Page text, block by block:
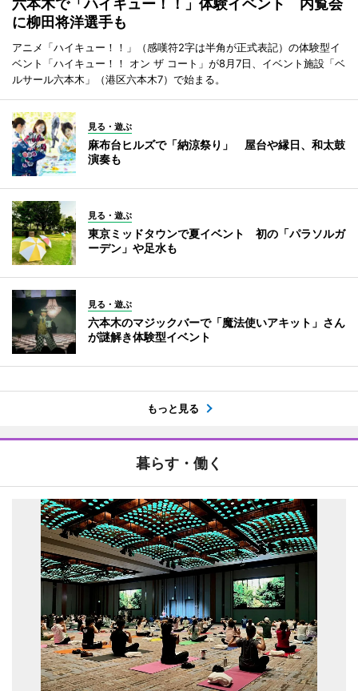
六本木で「ハイキュー！！」体験イベント 内覧会
に柳田将洋選手も
アニメ「ハイキュー！！」（感嘆符2字は半角が正式表記）の体験型イ
ベント「ハイキュー！！ オン ザ コート」が8月7日、イベント施設「ベ
ルサール六本木」（港区六本木7）で始まる。
見る・遊ぶ
麻布台ヒルズで「納涼祭り」 屋台や縁日、和太鼓
演奏も
見る・遊ぶ
東京ミッドタウンで夏イベント 初の「パラソルガ
ーデン」や足水も
見る・遊ぶ
六本木のマジックバーで「魔法使いアキット」さん
が謎解き体験型イベント
もっと見る
暮らす・働く